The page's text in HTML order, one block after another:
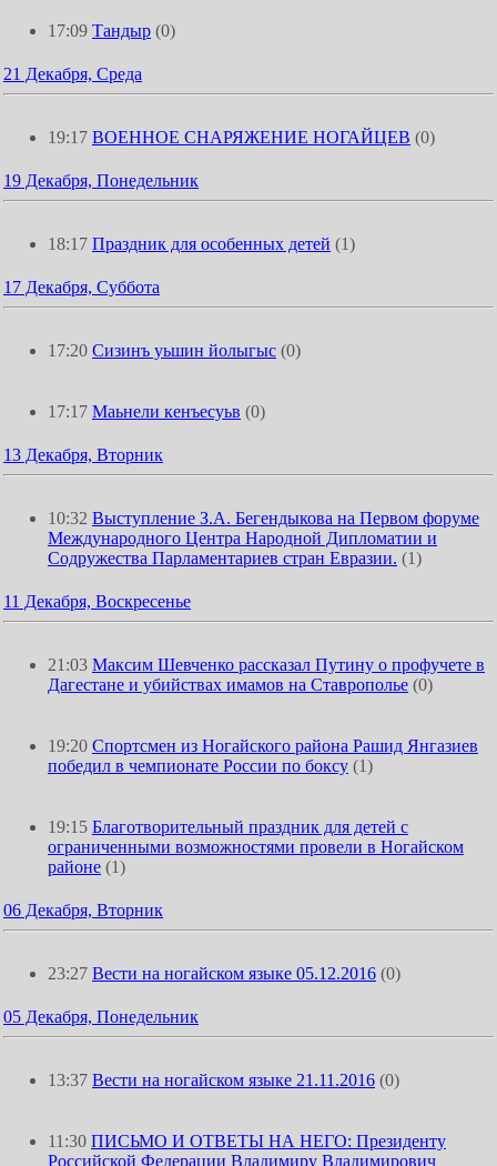
17:09 Тандыр (0)
21 Декабря, Среда
19:17 ВОЕННОЕ СНАРЯЖЕНИЕ НОГАЙЦЕВ (0)
19 Декабря, Понедельник
18:17 Праздник для особенных детей (1)
17 Декабря, Суббота
17:20 Сизинъ уьшин йолыгыс (0)
17:17 Маьнели кенъесуьв (0)
13 Декабря, Вторник
10:32 Выступление З.А. Бегендыкова на Первом форуме
Международного Центра Народной Дипломатии и
Содружества Парламентариев стран Евразии. (1)
11 Декабря, Воскресенье
21:03 Максим Шевченко рассказал Путину о профучете в
Дагестане и убийствах имамов на Ставрополье (0)
19:20 Спортсмен из Ногайского района Рашид Янгазиев
победил в чемпионате России по боксу (1)
19:15 Благотворительный праздник для детей с
ограниченными возможностями провели в Ногайском
районе (1)
06 Декабря, Вторник
23:27 Вести на ногайском языке 05.12.2016 (0)
05 Декабря, Понедельник
13:37 Вести на ногайском языке 21.11.2016 (0)
11:30 ПИСЬМО И ОТВЕТЫ НА НЕГО: Президенту
Российской Федерации Владимиру Владимирович